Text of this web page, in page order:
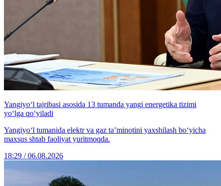
Yangiyo‘l tajribasi asosida 13 tumanda yangi energetika tizimi
yo‘lga qo‘yiladi
Yangiyo‘l tumanida elektr va gaz ta’minotini yaxshilash bo‘yicha
maxsus shtab faoliyat yuritmoqda.
18:29 / 06.08.2026